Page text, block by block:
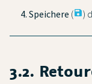
Speichere (save)
3.2.